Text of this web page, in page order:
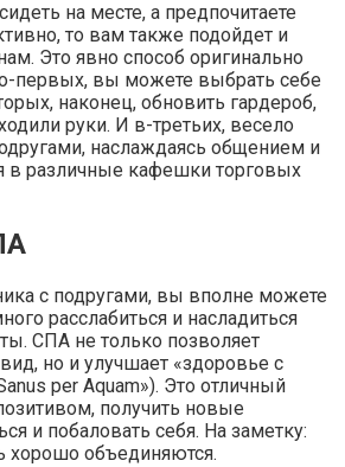
на месте, а предпочитаете
то вам также подойдет и
Это явно способ оригинально
первых, вы можете выбрать себе
наконец, обновить гардероб,
руки. И в-третьих, весело
наслаждаясь общением и
в различные кафешки торговых
с подругами, вы вполне можете
расслабиться и насладиться
СПА не только позволяет
но и улучшает «здоровье с
per Aquam»). Это отличный
получить новые
и побаловать себя. На заметку:
хорошо объединяются.